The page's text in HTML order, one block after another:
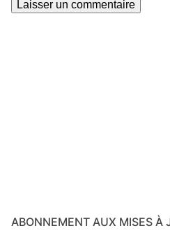
ABONNEMENT AUX MISES À